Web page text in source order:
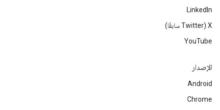
LinkedIn
‫X ‏(Twitter سابقًا)
YouTube
الإصدار
Android
Chrome